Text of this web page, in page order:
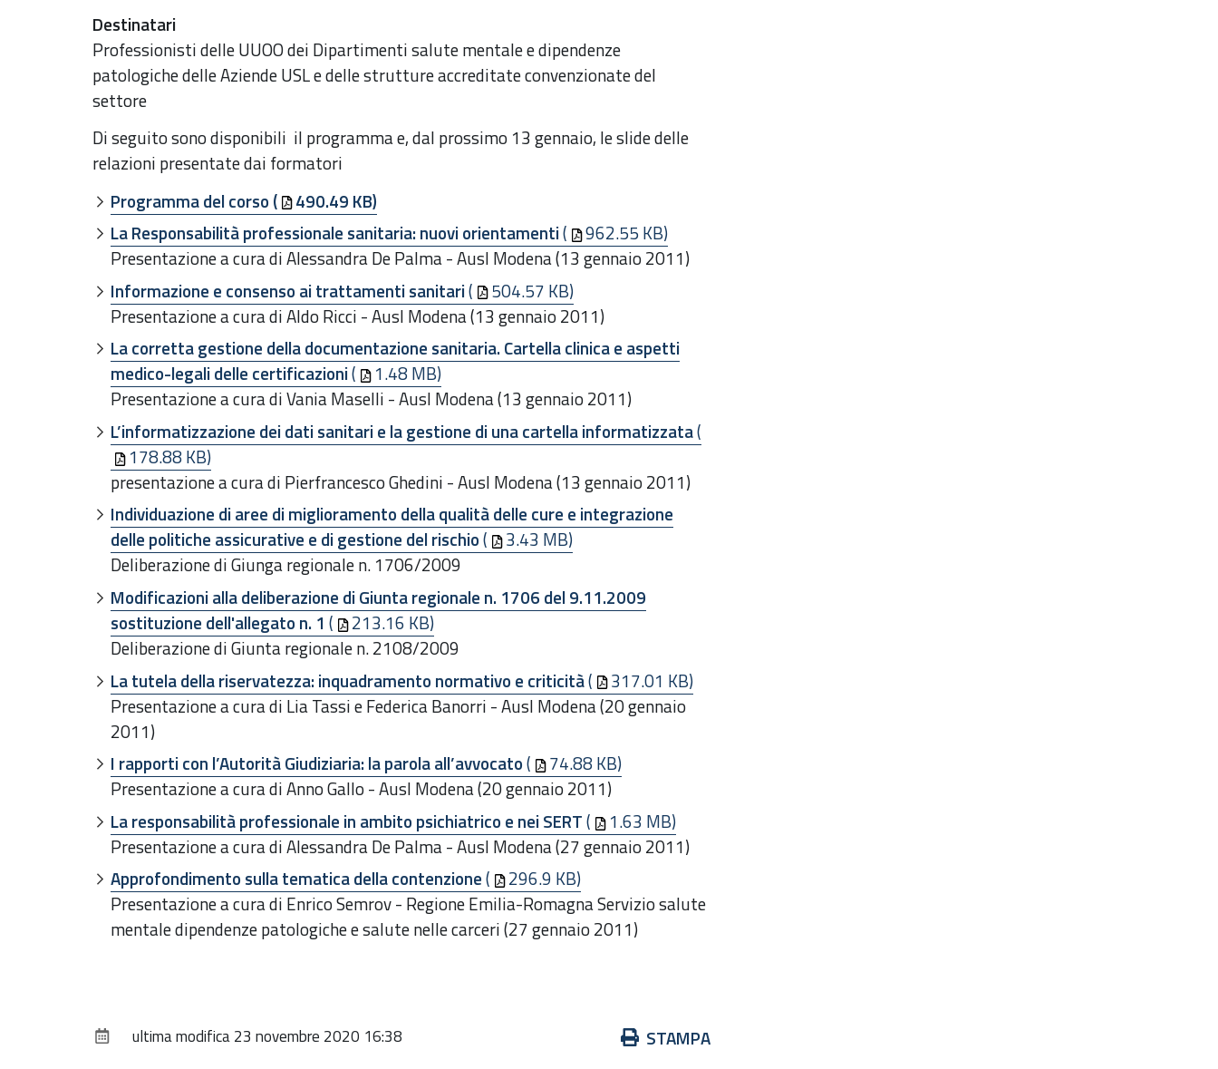
Destinatari
Professionisti delle UUOO dei Dipartimenti salute mentale e dipendenze
patologiche delle Aziende USL e delle strutture accreditate convenzionate del
settore
Di seguito sono disponibili il programma e, dal prossimo 13 gennaio, le slide delle
relazioni presentate dai formatori
Programma del corso (
490.49 KB)
La Responsabilità professionale sanitaria: nuovi orientamenti(
962.55 KB)
Presentazione a cura di Alessandra De Palma - Ausl Modena (13 gennaio 2011)
Informazione e consenso ai trattamenti sanitari(
504.57 KB)
Presentazione a cura di Aldo Ricci - Ausl Modena (13 gennaio 2011)
La corretta gestione della documentazione sanitaria. Cartella clinica e aspetti
medico-legali delle certificazioni(
1.48 MB)
Presentazione a cura di Vania Maselli - Ausl Modena (13 gennaio 2011)
L’informatizzazione dei dati sanitari e la gestione di una cartella informatizzata(
178.88 KB)
presentazione a cura di Pierfrancesco Ghedini - Ausl Modena (13 gennaio 2011)
Individuazione di aree di miglioramento della qualità delle cure e integrazione
delle politiche assicurative e di gestione del rischio(
3.43 MB)
Deliberazione di Giunga regionale n. 1706/2009
Modificazioni alla deliberazione di Giunta regionale n. 1706 del 9.11.2009
sostituzione dell'allegato n. 1 (
213.16 KB)
Deliberazione di Giunta regionale n. 2108/2009
La tutela della riservatezza: inquadramento normativo e criticità(
317.01 KB)
Presentazione a cura di Lia Tassi e Federica Banorri - Ausl Modena (20 gennaio
2011)
I rapporti con l’Autorità Giudiziaria: la parola all’avvocato(
74.88 KB)
Presentazione a cura di Anno Gallo - Ausl Modena (20 gennaio 2011)
La responsabilità professionale in ambito psichiatrico e nei SERT(
1.63 MB)
Presentazione a cura di Alessandra De Palma - Ausl Modena (27 gennaio 2011)
Approfondimento sulla tematica della contenzione(
296.9 KB)
Presentazione a cura di Enrico Semrov - Regione Emilia-Romagna Servizio salute
mentale dipendenze patologiche e salute nelle carceri (27 gennaio 2011)
AzioniSTAMPA
ultima modifica23 novembre 2020 16:38